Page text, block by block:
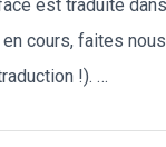
est traduite
cours, faites
!). …